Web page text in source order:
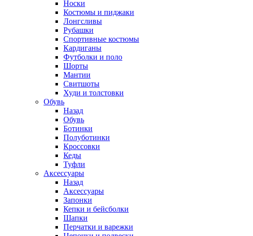
Носки
Костюмы и пиджаки
Лонгсливы
Рубашки
Спортивные костюмы
Кардиганы
Футболки и поло
Шорты
Мантии
Свитшоты
Худи и толстовки
Обувь
Назад
Обувь
Ботинки
Полуботинки
Кроссовки
Кеды
Туфли
Аксессуары
Назад
Аксессуары
Запонки
Кепки и бейсболки
Шапки
Перчатки и варежки